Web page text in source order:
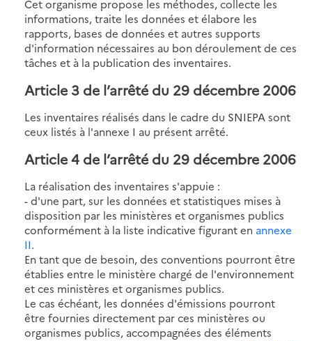
Cet organisme propose les méthodes, collecte les
informations, traite les données et élabore les
rapports, bases de données et autres supports
d'information nécessaires au bon déroulement de ces
tâches et à la publication des inventaires.
Article 3 de l’arrêté du 29 décembre 2006
Les inventaires réalisés dans le cadre du SNIEPA sont
ceux listés à l'annexe I au présent arrêté.
Article 4 de l’arrêté du 29 décembre 2006
La réalisation des inventaires s'appuie :
- d'une part, sur les données et statistiques mises à
disposition par les ministères et organismes publics
conformément à la liste indicative figurant en annexe
II.
En tant que de besoin, des conventions pourront être
établies entre le ministère chargé de l'environnement
et ces ministères et organismes publics.
Le cas échéant, les données d'émissions pourront
être fournies directement par ces ministères ou
organismes publics, accompagnées des éléments